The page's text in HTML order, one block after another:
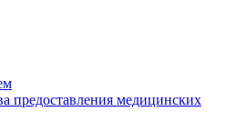
предоставления медицинских